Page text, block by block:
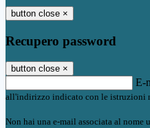
button close ×
Recupero password
button close ×
E-
all'indirizzo indicato con le istruzioni
Non hai una e-mail associata al nome